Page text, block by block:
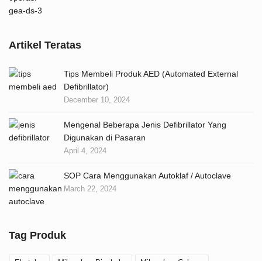
Artikel Teratas
Tips Membeli Produk AED (Automated External
Defibrillator)
December 10, 2024
Mengenal Beberapa Jenis Defibrillator Yang
Digunakan di Pasaran
April 4, 2024
SOP Cara Menggunakan Autoklaf / Autoclave
March 22, 2024
Tag Produk